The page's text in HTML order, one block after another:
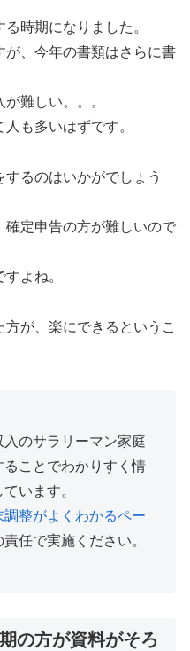
時期になりました。
、今年の書類はさらに書
難しい。。。
も多いはずです。
るのはいかがでしょう
定申告の方が難しいので
よね。
が、楽にできるというこ
のサラリーマン家庭
ことでわかりすく情
います。
調整がよくわかるペー
任で実施ください。
の方が資料がそろ